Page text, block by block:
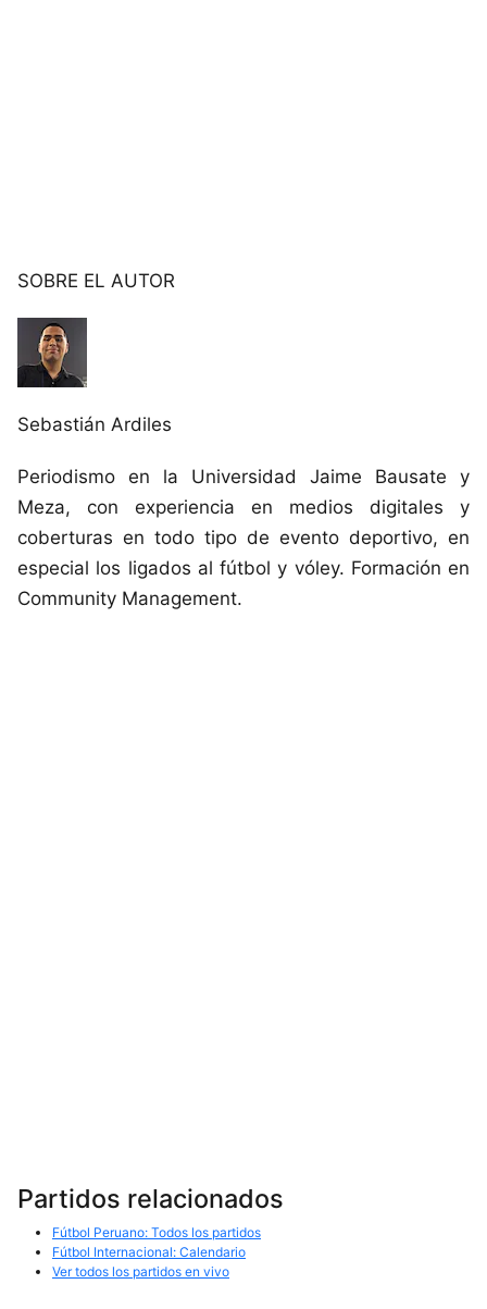
SOBRE EL AUTOR
Sebastián Ardiles
Periodismo en la Universidad Jaime Bausate y
Meza, con experiencia en medios digitales y
coberturas en todo tipo de evento deportivo, en
especial los ligados al fútbol y vóley. Formación en
Community Management.
Partidos relacionados
Fútbol Peruano: Todos los partidos
Fútbol Internacional: Calendario
Ver todos los partidos en vivo